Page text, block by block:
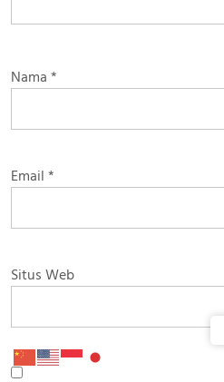
Nama *
Email *
Situs Web